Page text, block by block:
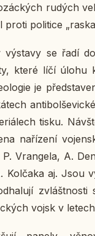
rudých
po­li­ti­ce
vý­sta­vy se řadí
které líčí úlohu
je
tisku.
na­ří­ze­ní
P. Vran­ge­la, A.
Kol­čaka aj. Jsou
zvlášt­nos­ti
vojsk v letech